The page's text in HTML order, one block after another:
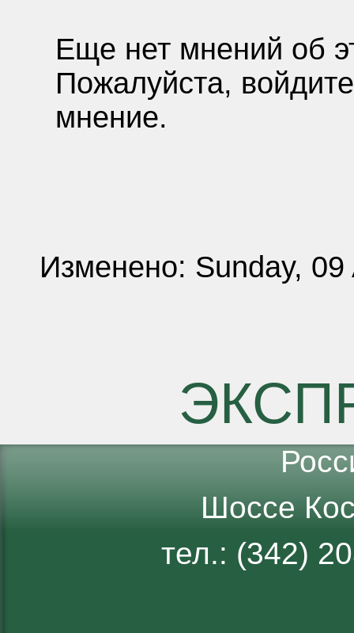
Еще нет мнений об
Пожалуйста,
мнение.
Изменено: Sunday,
Шоссе
тел.: (342)